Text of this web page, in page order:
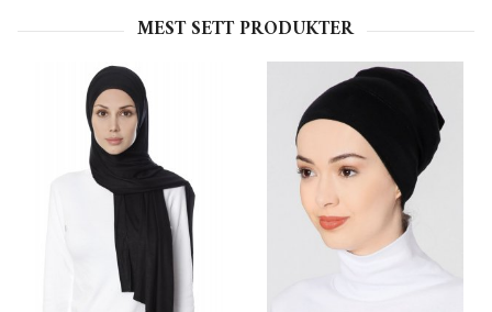
MEST SETT PRODUKTER